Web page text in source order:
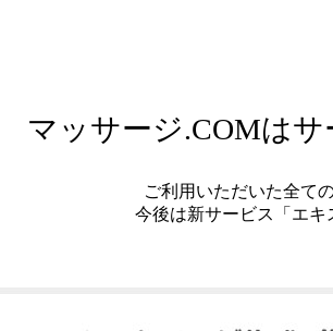
マッサージ.COMは
ご利用いただいた全て
今後は新サービス「エ